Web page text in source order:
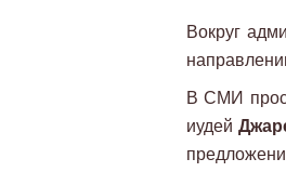
Вокруг
В СМИ
иудей